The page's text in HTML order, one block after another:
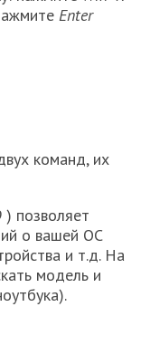
Enter
команд, их
) позволяет
о вашей ОС
и т.д. На
модель и